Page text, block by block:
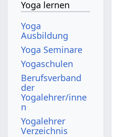
Yoga lernen
Yoga
Ausbildung
Yoga Seminare
Yogaschulen
Berufsverband
der
Yogalehrer/inne
n
Yogalehrer
Verzeichnis